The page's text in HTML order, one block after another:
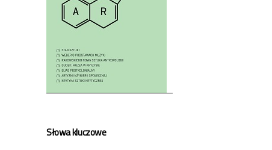
Słowa kluczowe